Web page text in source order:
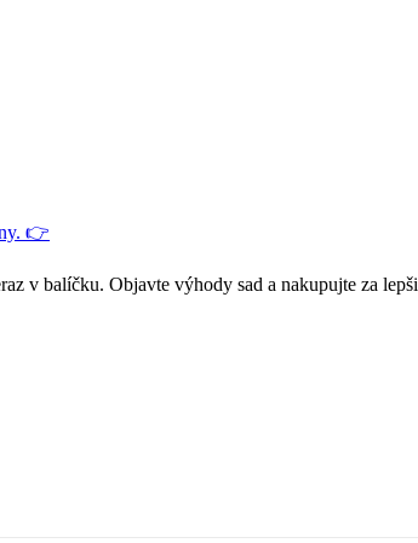
👉
v balíčku. Objavte výhody sad a nakupujte za